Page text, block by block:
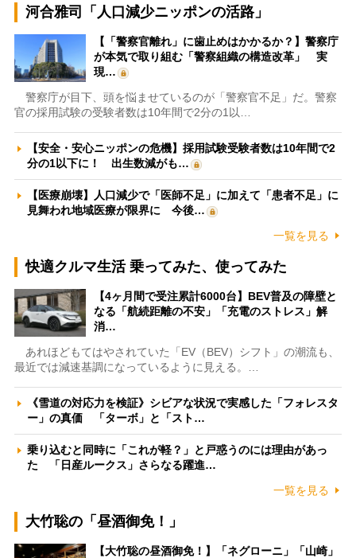
河合雅司「人口減少ニッポンの活路」
【「警察官離れ」に歯止めはかかるか？】警察庁
が本気で取り組む「警察組織の構造改革」 実
現…
警察庁が目下、頭を悩ませているのが「警察官不足」だ。警察
官の採用試験の受験者数は10年間で2分の1以…
【安全・安心ニッポンの危機】採用試験受験者数は10年間で2
分の1以下に！ 出生数減がも…
【医療崩壊】人口減少で「医師不足」に加えて「患者不足」に
見舞われ地域医療が限界に 今後…
一覧を見る
快適クルマ生活 乗ってみた、使ってみた
【4ヶ月間で受注累計6000台】BEV普及の障壁と
なる「航続距離の不安」「充電のストレス」解
消…
あれほどもてはやされていた「EV（BEV）シフト」の潮流も、
最近では減速基調になっているように見える。…
《雪道の対応力を検証》シビアな状況で実感した「フォレスタ
ー」の真価 「ターボ」と「スト…
乗り込むと同時に「これが軽？」と戸惑うのには理由があっ
た 「日産ルークス」さらなる躍進…
一覧を見る
大竹聡の「昼酒御免！」
【大竹聡の昼酒御免！】「ネグローニ」「山崎」